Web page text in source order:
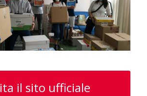
il sito ufficiale